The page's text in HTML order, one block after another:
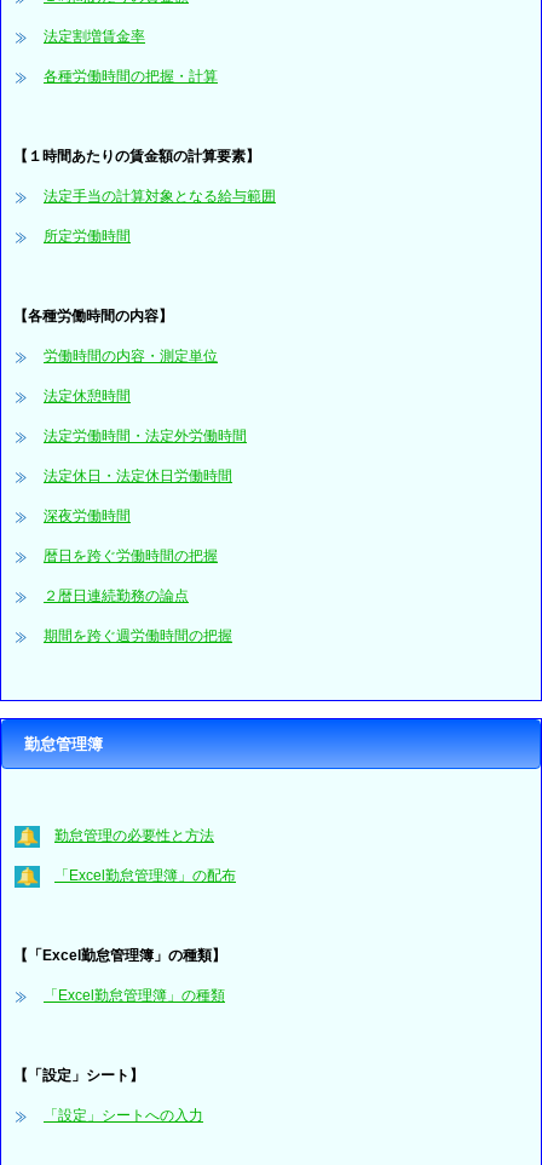
法定割増賃金率
各種労働時間の把握・計算
【１時間あたりの賃金額の計算要素】
法定手当の計算対象となる給与範囲
所定労働時間
【各種労働時間の内容】
労働時間の内容・測定単位
法定休憩時間
法定労働時間・法定外労働時間
法定休日・法定休日労働時間
深夜労働時間
暦日を跨ぐ労働時間の把握
２暦日連続勤務の論点
期間を跨ぐ週労働時間の把握
勤怠管理簿
勤怠管理の必要性と方法
「Excel勤怠管理簿」の配布
【「Excel勤怠管理簿」の種類】
「Excel勤怠管理簿」の種類
【「設定」シート】
「設定」シートへの入力